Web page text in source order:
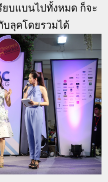
ยบแบนไปทั้งหมด ก็จะ
บลุคโดยรวมได้